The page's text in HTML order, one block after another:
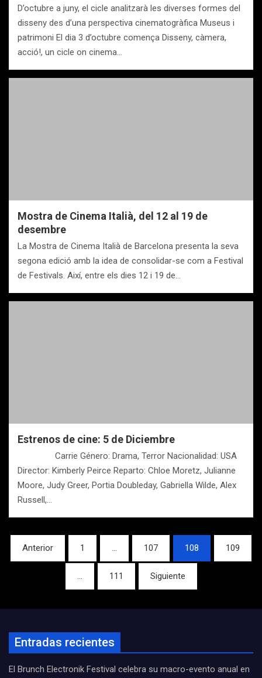
D’octubre a juny, el cicle analitzarà les diverses formes del
disseny des d’una perspectiva cinematogràfica Museus i
patrimoni El dia 3 d’octubre comença Disseny, càmera,
acció!, un cicle on cinema…
Mostra de Cinema Italià, del 12 al 19 de
desembre
La Mostra de Cinema Italià de Barcelona presenta la seva
segona edició amb la idea de consolidar-se com a Festival
de Festivals. Així, entre els dies 12 i 19 de…
Estrenos de cine: 5 de Diciembre
Carrie Género: Drama, Terror Nacionalidad: USA
Director: Kimberly Peirce Reparto: Chloe Moretz, Julianne
Moore, Judy Greer, Portia Doubleday, Gabriella Wilde, Alex
Russell,…
Navegación
de
Anterior 1 … 107 108 109
… 111 Siguiente
Entradas recientes
El Brunch Electronik Festival celebra su macro-evento anual en